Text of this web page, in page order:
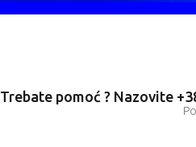
Trebate pomoć ? Nazovite